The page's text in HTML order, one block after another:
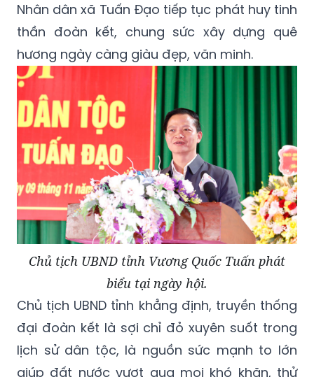
Nhân dân xã Tuấn Đạo tiếp tục phát huy tinh
thần đoàn kết, chung sức xây dựng quê
hương ngày càng giàu đẹp, văn minh.
Chủ tịch UBND tỉnh Vương Quốc Tuấn phát
biểu tại ngày hội.
Chủ tịch UBND tỉnh khẳng định, truyền thống
đại đoàn kết là sợi chỉ đỏ xuyên suốt trong
lịch sử dân tộc, là nguồn sức mạnh to lớn
giúp đất nước vượt qua mọi khó khăn, thử